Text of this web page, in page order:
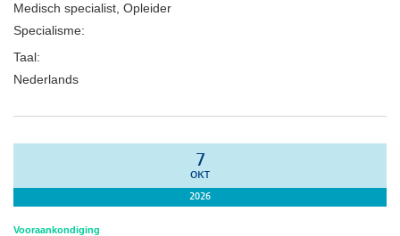
Medisch specialist, Opleider
Specialisme:
Taal:
Nederlands
7
OKT
2026
Vooraankondiging